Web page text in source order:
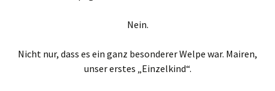
Nein.
Nicht nur, dass es ein ganz besonderer Welpe war. Mairen,
unser erstes „Einzelkind“.